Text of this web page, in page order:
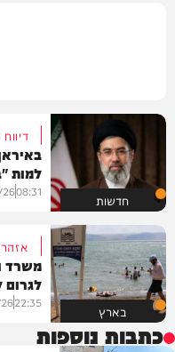
חדשות
למות
08:31
בארץ
משרד
לגרום
22:35
כתבות נוספות